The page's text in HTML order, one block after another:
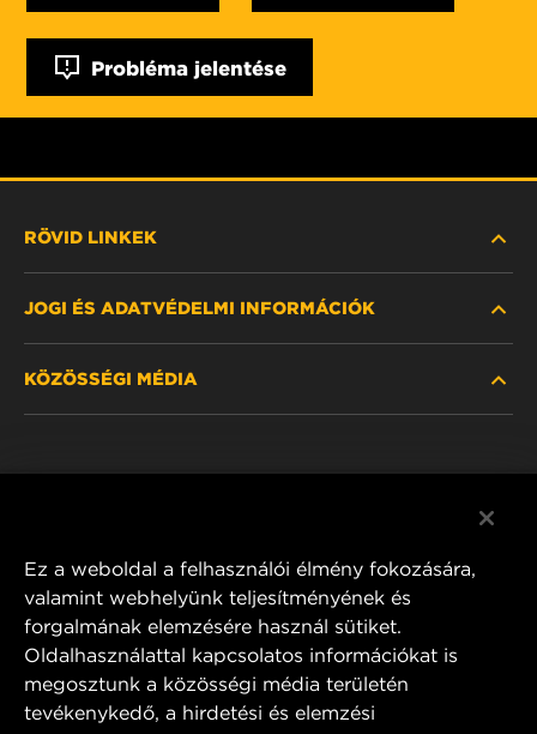
Probléma jelentése
RÖVID LINKEK
HOL KAPHATÓ
JOGI ÉS ADATVÉDELMI INFORMÁCIÓK
KÖZÖSSÉGI MÉDIA
MANN+HUMMEL FT Poland
ul. Wrocławska 145,
63-800 GOSTYŃ, POLAND
Ez a weboldal a felhasználói élmény fokozására,
valamint webhelyünk teljesítményének és
forgalmának elemzésére használ sütiket.
Oldalhasználattal kapcsolatos információkat is
megosztunk a közösségi média területén
tevékenykedő, a hirdetési és elemzési